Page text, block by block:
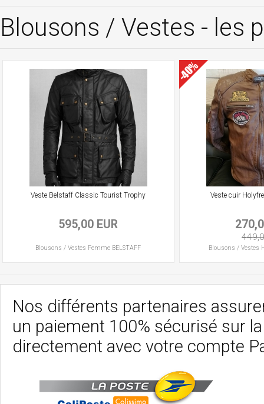
Blousons / Vestes - les
Veste Belstaff Classic Tourist Trophy
595,00 EUR
Blousons / Vestes Femme BELSTAFF
Veste cuir
Blousons / Vestes
Nos différents partenaires
un paiement 100% sécurisé sur
directement avec votre compte